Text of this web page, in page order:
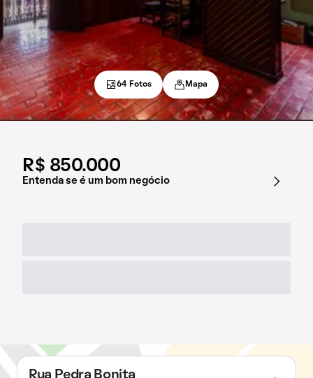
R$ 850.000
Entenda se é um bom negócio
64 Fotos Mapa
Rua Pedra Bonita